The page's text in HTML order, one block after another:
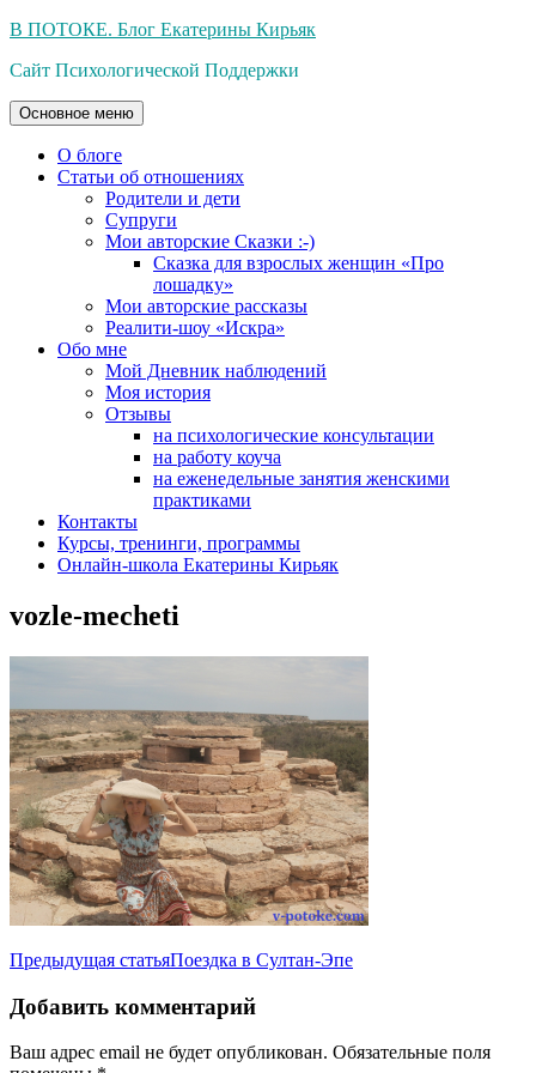
Перейти
содержимому
В ПОТОКЕ. Блог Екатерины Кирьяк
Сайт Психологической Поддержки
Основное меню
О блоге
Статьи об отношениях
Родители и дети
Супруги
Мои авторские Сказки :-)
Сказка для взрослых женщин «Про
лошадку»
Мои авторские рассказы
Реалити-шоу «Искра»
Обо мне
Мой Дневник наблюдений
Моя история
Отзывы
на психологические консультации
на работу коуча
на еженедельные занятия женскими
практиками
Контакты
Курсы, тренинги, программы
Онлайн-школа Екатерины Кирьяк
vozle-mecheti
Навигация
по
записям
Предыдущая статьяПоездка в Султан-Эпе
Добавить комментарий
Ваш адрес email не будет опубликован. Обязательные поля